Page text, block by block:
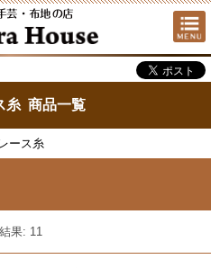
糸 商品一覧
レース糸
果: 11